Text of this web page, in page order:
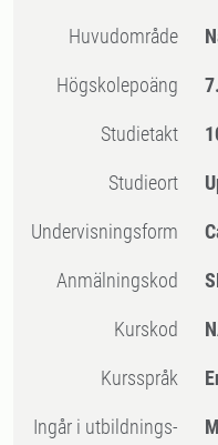
Huvudområde
högskolepoäng
Studietakt
Studieort
Undervisningsform
Anmälningskod
Kurskod
Kursspråk
Ingår i utbildnings-